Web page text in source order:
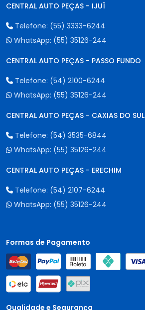
CENTRAL AUTO PEÇAS - IJUÍ
Telefone: (55) 3333-6244
WhatsApp: (55) 35126-244
CENTRAL AUTO PEÇAS - PASSO FUNDO
Telefone: (54) 2100-6244
WhatsApp: (55) 35126-244
CENTRAL AUTO PEÇAS - CAXIAS DO SUL
Telefone: (54) 3535-6844
WhatsApp: (55) 35126-244
CENTRAL AUTO PEÇAS - ERECHIM
Telefone: (54) 2107-6244
WhatsApp: (55) 35126-244
Formas de Pagamento
Qualidade e Segurança